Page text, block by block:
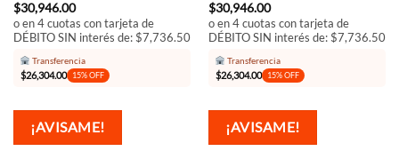
$30,946.00
o en 4 cuotas con tarjeta de
DÉBITO SIN interés de: $7,736.50
Transferencia
$26,304.00 15% OFF
¡AVISAME!
$30,946.00
o en 4 cuotas con tarjeta de
DÉBITO SIN interés de: $7,736.50
Transferencia
$26,304.00 15% OFF
¡AVISAME!